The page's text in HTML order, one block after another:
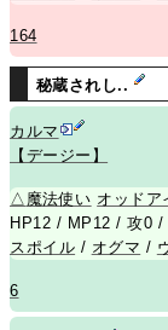
164
秘蔵されし..
カルマ
【デージー】
△ 魔法使い オッドア
HP12 / MP12 / 攻0
スポイル / オグマ /
6